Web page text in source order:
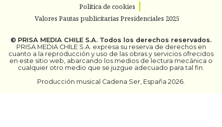
Política de cookies
Valores Pautas publicitarias Presidenciales 2025
© PRISA MEDIA CHILE S.A. Todos los derechos reservados.
PRISA MEDIA CHILE S.A. expresa su reserva de derechos en
cuanto a la reproducción y uso de las obras y servicios ofrecidos
en este sitio web, abarcando los medios de lectura mecánica o
cualquier otro medio que se juzgue adecuado para tal fin.
Producción musical Cadena Ser, España 2026.